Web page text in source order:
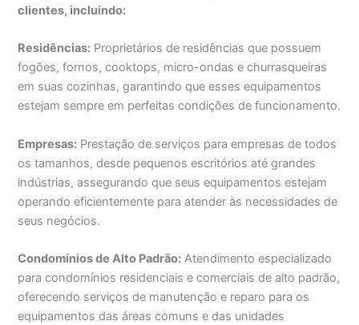
clientes, incluindo:
Residências: Proprietários de residências que possuem
fogões, fornos, cooktops, micro-ondas e churrasqueiras
em suas cozinhas, garantindo que esses equipamentos
estejam sempre em perfeitas condições de funcionamento.
Empresas: Prestação de serviços para empresas de todos
os tamanhos, desde pequenos escritórios até grandes
indústrias, assegurando que seus equipamentos estejam
operando eficientemente para atender às necessidades de
seus negócios.
Condomínios de Alto Padrão: Atendimento especializado
para condomínios residenciais e comerciais de alto padrão,
oferecendo serviços de manutenção e reparo para os
equipamentos das áreas comuns e das unidades